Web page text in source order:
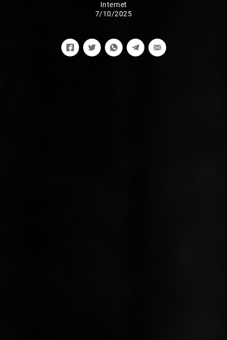
Internet
7/10/2025